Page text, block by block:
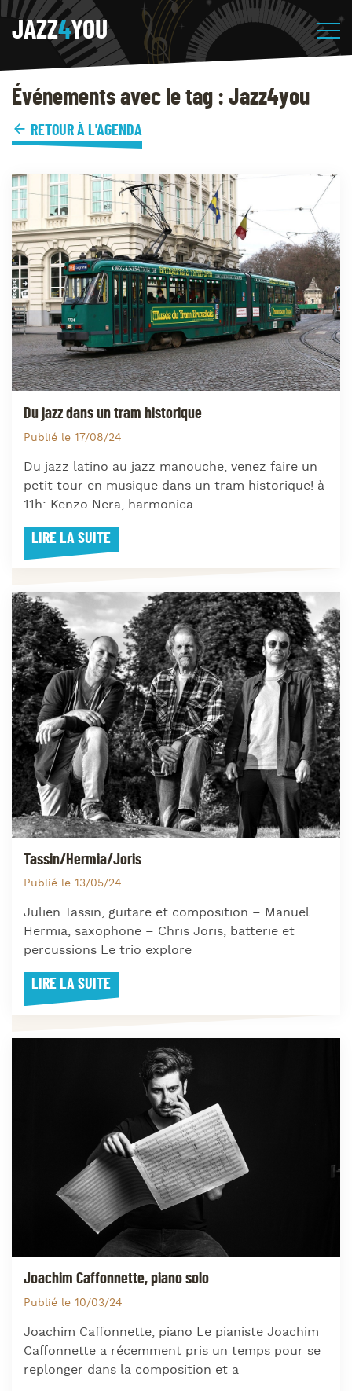
JAZZ4YOU
Événements avec le tag : Jazz4you
RETOUR À L'AGENDA
Du jazz dans un tram historique
Publié le 17/08/24
Du jazz latino au jazz manouche, venez faire un
petit tour en musique dans un tram historique! à
11h: Kenzo Nera, harmonica –
LIRE LA SUITE
Tassin/Hermia/Joris
Publié le 13/05/24
Julien Tassin, guitare et composition – Manuel
Hermia, saxophone – Chris Joris, batterie et
percussions Le trio explore
LIRE LA SUITE
Joachim Caffonnette, piano solo
Publié le 10/03/24
Joachim Caffonnette, piano Le pianiste Joachim
Caffonnette a récemment pris un temps pour se
replonger dans la composition et a